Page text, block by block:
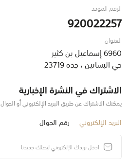
الرقم الموحد
920022257
العنوان
6960 إسماعيل بن كثير
حي البساتين ، جدة 23719
الاشتراك في النشرة الإخبارية
يمكنك الاشتراك عن طريق البريد الإلكتروني أو الجوال
البريد الإلكتروني رقم الجوال